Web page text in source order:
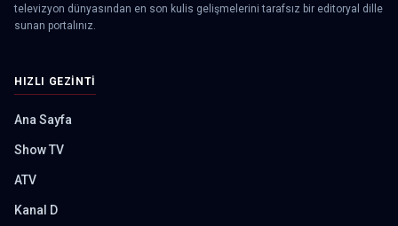
televizyon dünyasından en son kulis gelişmelerini tarafsız bir editoryal dille
sunan portalınız.
HIZLI GEZINTI
Ana Sayfa
Show TV
ATV
Kanal D